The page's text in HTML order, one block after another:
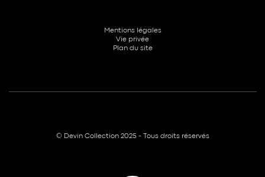
© Devin Collection 2025 - Tous droits réservés
Mentions légales
Vie privée
Plan du site